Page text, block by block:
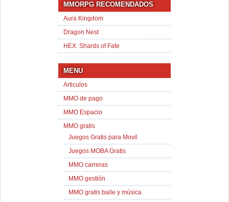
MMORPG RECOMENDADOS
Aura Kingdom
Dragon Nest
HEX: Shards of Fate
MENU
Articulos
MMO de pago
MMO Espacio
MMO gratis
Juegos Gratis para Movil
Juegos MOBA Gratis
MMO carreras
MMO gestión
MMO gratis baile y música